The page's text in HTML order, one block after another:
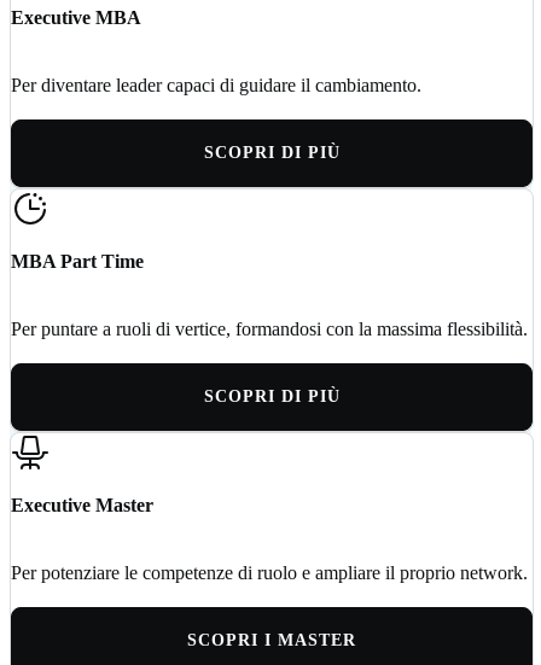
Executive MBA
Per diventare leader capaci di guidare il cambiamento.
SCOPRI DI PIÙ
MBA Part Time
Per puntare a ruoli di vertice, formandosi con la massima flessibilità.
SCOPRI DI PIÙ
Executive Master
Per potenziare le competenze di ruolo e ampliare il proprio network.
SCOPRI I MASTER